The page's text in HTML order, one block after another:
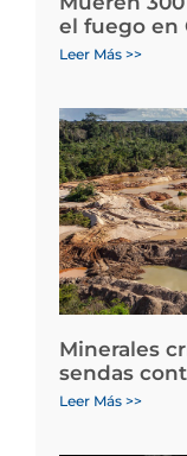
el fuego en
Leer Más >>
Minerales
sendas
Leer Más >>